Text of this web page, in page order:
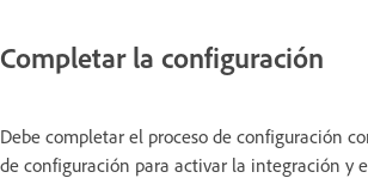
Completar la configuración
Debe completar el proceso de configuración
de configuración para activar la integración y